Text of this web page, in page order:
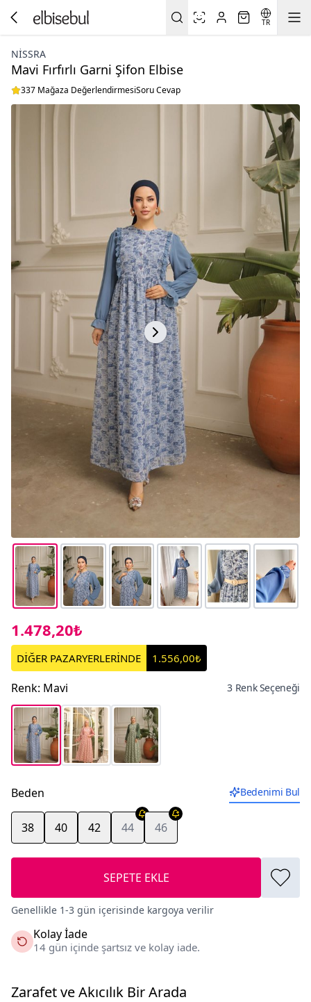
TR
NISSRA
Mavi Fırfırlı Garni Şifon Elbise
337 Mağaza DeğerlendirmesiSoru Cevap
1.478,20₺
DİĞER PAZARYERLERİNDE 1.556,00₺
Renk: Mavi 3 Renk Seçeneği
Beden Bedenimi Bul
38 40 42 44 46
SEPETE EKLE
Genellikle 1-3 gün içerisinde kargoya verilir
Kolay İade
14 gün içinde şartsız ve kolay iade.
Zarafet ve Akıcılık Bir Arada